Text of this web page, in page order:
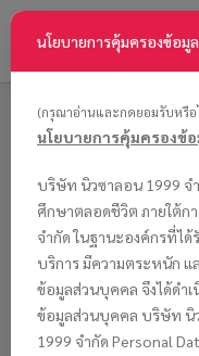
กรอกข้อมูลบัณฑิต
(Insert Information)
เลือกภาพชุด
(Select Photo
Package)
ระบบจองรูปถ่ายบั
Order)
นโยบายการคุ้มครองข้อ
(กรุณาอ่านและกดยอมรับหรื
นโยบายการคุ้มครองข้
บริษัท นิวซาลอน 1999
ศึกษาตลอดชีวิต ภายใต้ก
จำกัด ในฐานะองค์กรที่ไ
บริการ มีความตระหนัก
ข้อมูลส่วนบุคคล จึงได้ดำ
ข้อมูลส่วนบุคคล บริษัท นิ
1999 จำกัด Personal